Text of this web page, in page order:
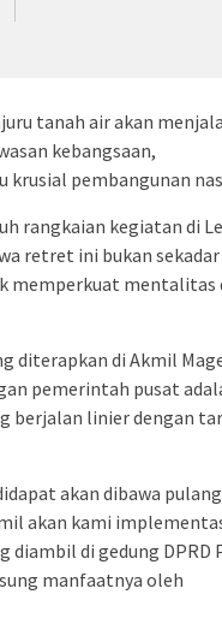
tanah air akan
kebangsaan,
pembangunan
rangkaian kegiatan di
retret ini bukan sekadar
memperkuat mentalitas
diterapkan di Akmil
pemerintah pusat
berjalan linier dengan
akan dibawa
akan kami
diambil di gedung DPRD
manfaatnya oleh